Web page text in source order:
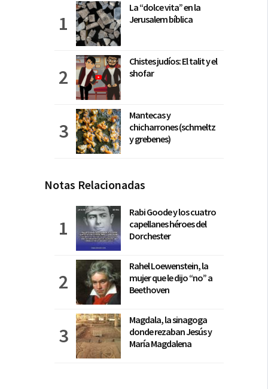
La “dolce vita” en la
Jerusalem bíblica
Chistes judíos: El talit y el
shofar
Mantecas y
chicharrones (schmeltz
y grebenes)
Notas Relacionadas
Rabi Goode y los cuatro
capellanes héroes del
Dorchester
Rahel Loewenstein, la
mujer que le dijo “no” a
Beethoven
Magdala, la sinagoga
donde rezaban Jesús y
María Magdalena